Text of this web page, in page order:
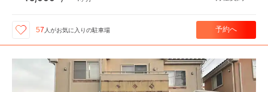
57 人がお気に入りの駐車場 予約へ